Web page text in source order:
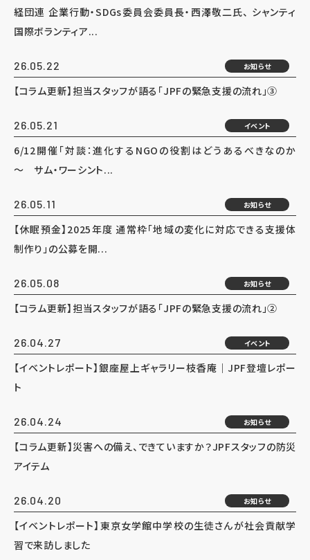
経団連 企業行動・SDGs委員会委員長・西澤敬二氏、 シャンティ
国際ボランティア...
26.05.22 お知らせ
【コラム更新】担当スタッフが語る「JPFの緊急支援の流れ」③
26.05.21 イベント
6/12開催「対談：進化するNGOの役割はどうあるべきなのか
～ サム・ワーシント...
26.05.11 お知らせ
【休眠預金】2025年度 通常枠「地域の変化に対応できる支援体
制作り」の公募を開...
26.05.08 お知らせ
【コラム更新】担当スタッフが語る「JPFの緊急支援の流れ」②
26.04.27 イベント
【イベントレポート】銀座屋上ギャラリー枝香庵｜JPF登壇レポー
ト
26.04.24 お知らせ
【コラム更新】災害への備え、できていますか？JPFスタッフの防災
アイテム
26.04.20 お知らせ
【イベントレポート】東京女学館中学校の生徒さんが社会貢献学
習で来訪しました